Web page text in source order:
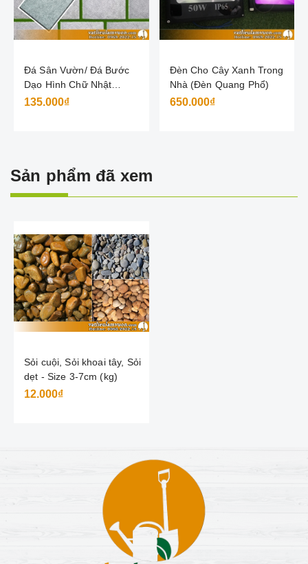
Đá Sân Vườn/ Đá Bước
Dạo Hình Chữ Nhật
60x30x2cm
135.000₫
Đèn Cho Cây Xanh Trong
Nhà (Đèn Quang Phổ)
650.000₫
Sản phẩm đã xem
Sỏi cuội, Sỏi khoai tây, Sỏi
dẹt - Size 3-7cm (kg)
12.000₫